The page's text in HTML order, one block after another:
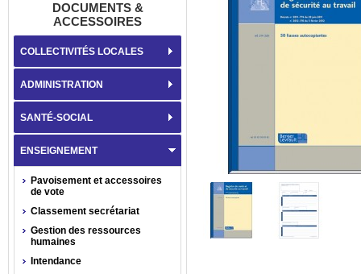
DOCUMENTS &
ACCESSOIRES
COLLECTIVITÉS LOCALES
ADMINISTRATION
SANTÉ-SOCIAL
ENSEIGNEMENT
Pavoisement et accessoires
de vote
Classement secrétariat
Gestion des ressources
humaines
Intendance